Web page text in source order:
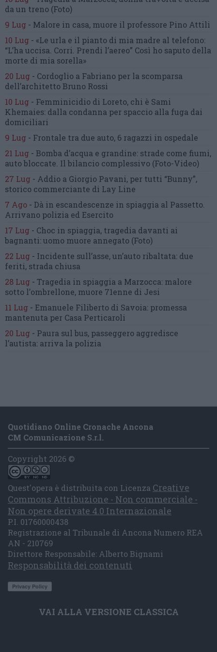
da un treno (Foto)
9 Lug - Malore in casa, muore il professore Pino Attili
10 Lug - «Le urla e il pianto di mia madre al telefono:
“L’ha uccisa. Corri. Prendi l’aereo” Così ho saputo della
morte di mia sorella»
20 Lug - Cordoglio a Fabriano per la scomparsa
dell’architetto Bruno Rossi
10 Lug - Femminicidio di Loreto, chi è Sami
Khemaies: dalla condanna per spaccio alla fuga dai
domiciliari
9 Lug - Frontale tra due auto, 6 ragazzi in ospedale
21 Lug - Bomba d’acqua e grandine: strade come fiumi,
auto bloccate. Il bilancio complessivo (Foto-Video)
27 Lug - Addio a Giorgio Pavani, per tutti “Bunny”,
storico commerciante di Lay Line
7 Ago - Dà in escandescenze in spiaggia al Passetto.
Arrivano polizia ed Esercito
17 Lug - Choc in spiaggia, tragedia davanti ai
bagnanti:uomo muore annegato (Foto)
22 Lug - Incidente sull’asse, un’auto ribaltata: due
feriti, strada chiusa
28 Lug - Tragedia in spiaggia a Marzocca: malore
sotto l’ombrellone, muore 71enne di Jesi
11 Lug - Emanuele Filiberto di Savoia: promessa
mantenuta per Casa Perticaroli
20 Lug - Paura sul bus, passeggero aggredisce
l’autista: arriva la polizia
Quotidiano Online Cronache Ancona
CM Comunicazione S.r.l.
Copyright 2026 ©
Quest'opera è distribuita con Licenza Creative
Commons Attribuzione - Non commerciale -
Non opere derivate 4.0 Internazionale
P.I. 01760000438
Registrazione al Tribunale di Ancona Numero REA
AN - 210769
Direttore Responsabile: Alberto Bignami
Responsabilità dei contenuti
VAI ALLA VERSIONE CLASSICA